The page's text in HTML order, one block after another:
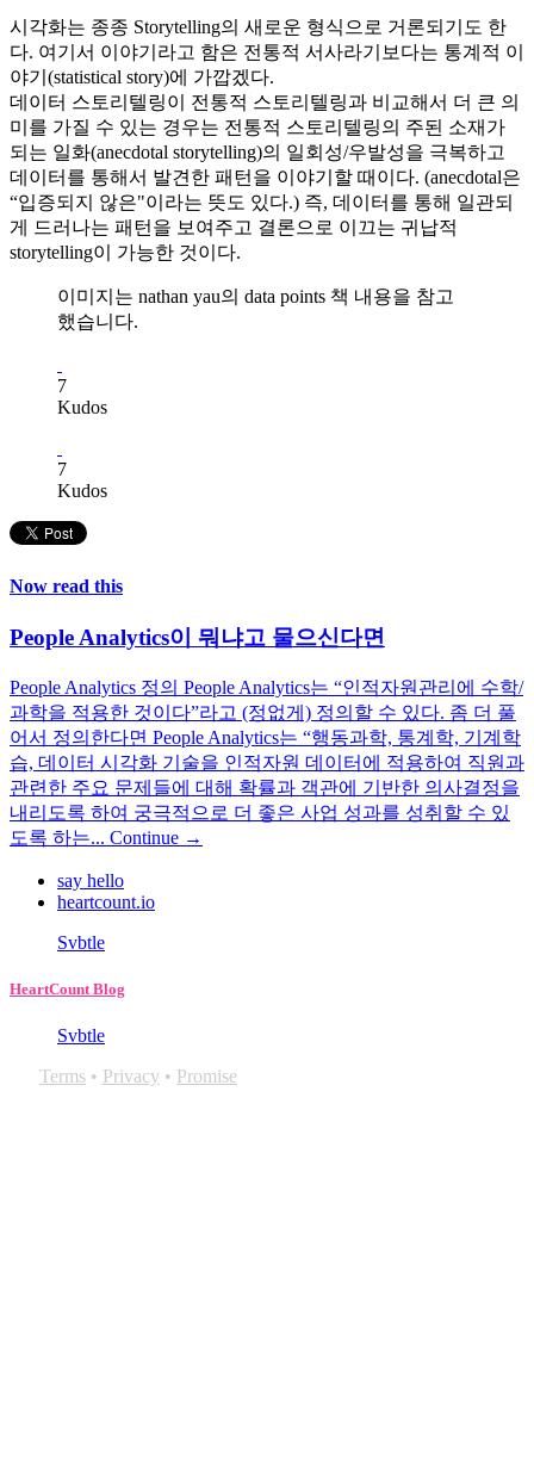
시각화는 종종 Storytelling의 새로운 형식으로 거론되기도 한
다. 여기서 이야기라고 함은 전통적 서사라기보다는 통계적 이
야기(statistical story)에 가깝겠다.
데이터 스토리텔링이 전통적 스토리텔링과 비교해서 더 큰 의
미를 가질 수 있는 경우는 전통적 스토리텔링의 주된 소재가
되는 일화(anecdotal storytelling)의 일회성/우발성을 극복하고
데이터를 통해서 발견한 패턴을 이야기할 때이다. (anecdotal은
“입증되지 않은"이라는 뜻도 있다.) 즉, 데이터를 통해 일관되
게 드러나는 패턴을 보여주고 결론으로 이끄는 귀납적
storytelling이 가능한 것이다.
이미지는 nathan yau의 data points 책 내용을 참고
했습니다.
7
Kudos
7
Kudos
Now read this
People Analytics이 뭐냐고 물으신다면
People Analytics 정의 People Analytics는 “인적자원관리에 수학/
과학을 적용한 것이다”라고 (정없게) 정의할 수 있다. 좀 더 풀
어서 정의한다면 People Analytics는 “행동과학, 통계학, 기계학
습, 데이터 시각화 기술을 인적자원 데이터에 적용하여 직원과
관련한 주요 문제들에 대해 확률과 객관에 기반한 의사결정을
내리도록 하여 궁극적으로 더 좋은 사업 성과를 성취할 수 있
도록 하는... Continue →
say hello
heartcount.io
Svbtle
HeartCount Blog
Svbtle
Terms • Privacy • Promise